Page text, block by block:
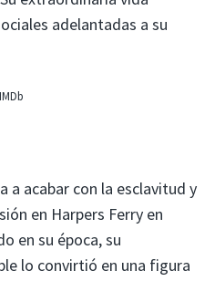
adelantadas a su
IMDb
a acabar con la esclavitud y
en Harpers Ferry en
en su época, su
lo convirtió en una figura